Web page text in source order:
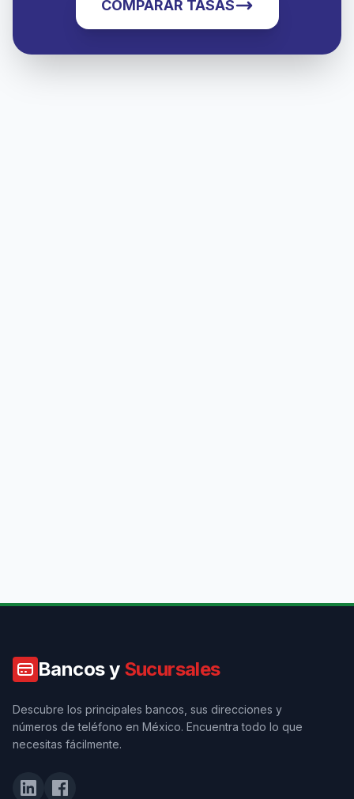
COMPARAR TASAS
Bancos y Sucursales
Descubre los principales bancos, sus direcciones y
números de teléfono en México. Encuentra todo lo que
necesitas fácilmente.